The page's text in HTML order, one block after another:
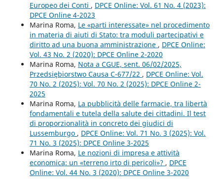
Europeo dei Conti , DPCE Online: Vol. 61 No. 4 (2023):
DPCE Online 4-2023
Marina Roma, Le «parti interessate» nel procedimento
in materia di aiuti di Stato: tra moduli partecipativi e
diritto ad una buona amministrazione , DPCE Online:
Vol. 43 No. 2 (2020): DPCE Online 2-2020
Marina Roma, Nota a CGUE, sent. 06/02/2025,
Przedsiębiorstwo Causa C-677/22 , DPCE Online: Vol.
70 No. 2 (2025): Vol. 70 No. 2 (2025): DPCE Online 2-
2025
Marina Roma, La pubblicità delle farmacie, tra libertà
fondamentali e tutela della salute dei cittadini. Il test
di proporzionalità in concreto dei giudici di
Lussemburgo , DPCE Online: Vol. 71 No. 3 (2025): Vol.
71 No. 3 (2025): DPCE Online 3-2025
Marina Roma, Le nozioni di impresa e attività
economica: un «terreno irto di pericoli»? , DPCE
Online: Vol. 44 No. 3 (2020): DPCE Online 3-2020